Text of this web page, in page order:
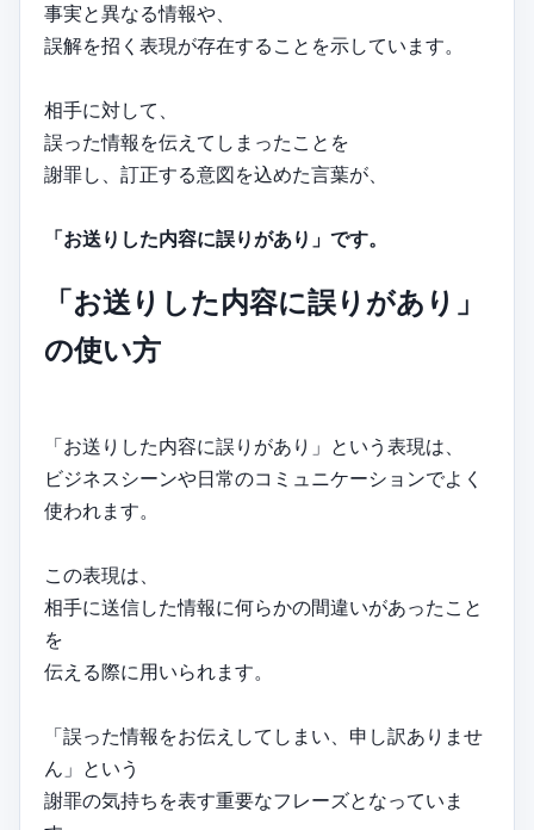
事実と異なる情報や、
誤解を招く表現が存在することを示しています。
相手に対して、
誤った情報を伝えてしまったことを
謝罪し、訂正する意図を込めた言葉が、
「お送りした内容に誤りがあり」です。
「お送りした内容に誤りがあり」
の使い方
「お送りした内容に誤りがあり」という表現は、
ビジネスシーンや日常のコミュニケーションでよく
使われます。
この表現は、
相手に送信した情報に何らかの間違いがあったこと
を
伝える際に用いられます。
「誤った情報をお伝えしてしまい、申し訳ありませ
ん」という
謝罪の気持ちを表す重要なフレーズとなっていま